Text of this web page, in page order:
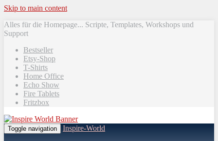
Skip to main content
Alles für die Homepage... Scripte, Templates, Workshops und
Support
Bestseller
Etsy-Shop
T-Shirts
Home Office
Echo Show
Fire Tablets
Fritzbox
Toggle navigation Inspire-World